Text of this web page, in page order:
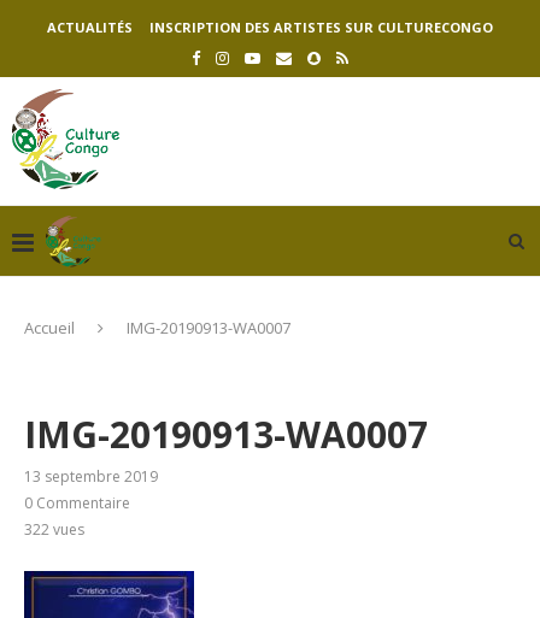
ACTUALITÉS INSCRIPTION DES ARTISTES SUR CULTURECONGO
Accueil IMG-20190913-WA0007
IMG-20190913-WA0007
13 septembre 2019
0 Commentaire
322vues